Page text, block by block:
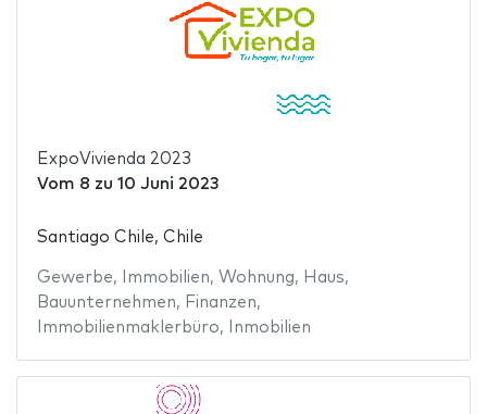
ExpoVivienda 2023
Vom 8 zu 10 Juni 2023
Santiago Chile, Chile
Gewerbe, Immobilien, Wohnung, Haus,
Bauunternehmen, Finanzen,
Immobilienmaklerbüro, Inmobilien